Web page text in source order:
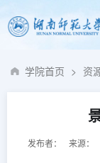
学院首页 > 资
发布者： 来源：